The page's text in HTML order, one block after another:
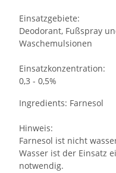
Einsatzgebiete:
Deodorant, Fußspray
Waschemulsionen
Einsatzkonzentration:
0,3 - 0,5%
Ingredients: Farnesol
Hinweis:
Farnesol ist nicht
Wasser ist der Einsatz
notwendig.